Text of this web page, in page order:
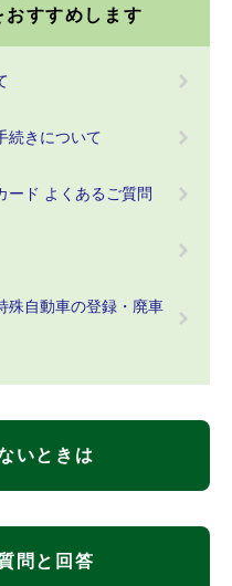
おすすめします
続きについて
ード よくあるご質問
殊自動車の登録・廃車
いときは
問と回答